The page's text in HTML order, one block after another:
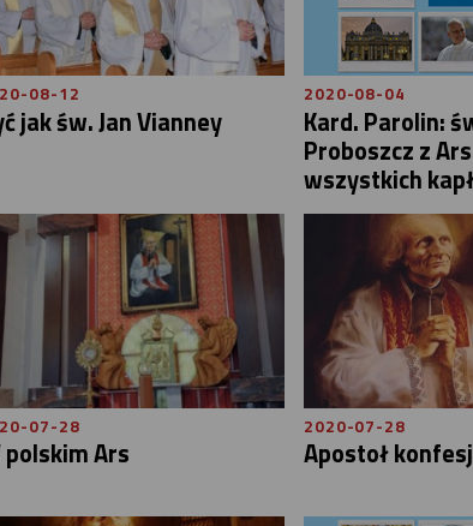
08-12
jak św. Jan Vianney
2020-08-04
Kard. Parolin:
Proboszcz z
wszystkich
07-28
polskim Ars
2020-07-28
Apostoł